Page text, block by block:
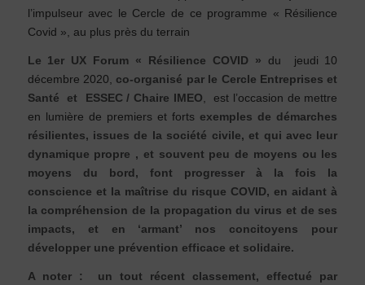
l’impulseur avec le Cercle de ce programme « Résilience
Covid », au plus près du terrain
Le 1er UX Forum « Résilience COVID » du jeudi 10
décembre 2020, co-organisé par le Cercle Entreprises et
Santé et ESSEC / Chaire IMEO , est l’occasion de mettre
en lumière de premiers et forts exemples de démarches
résilientes, issues de la société civile, et qui avec leur
dynamique propre , et souvent peu de moyens ou les
moyens du bord, font progresser à la fois la
conscience et la maîtrise du risque COVID, en aidant à
la compréhension de la propagation du virus et de ses
impacts, et en ‘armant’ nos concitoyens pour
développer une prévention efficace et solidaire.
A noter : un tout récent classement, effectué par